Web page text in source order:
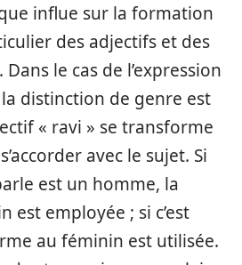
influe sur la formation
des adjectifs et des
le cas de l’expression
la distinction de genre est
« ravi » se transforme
avec le sujet. Si
est un homme, la
est employée ; si c’est
au féminin est utilisée.